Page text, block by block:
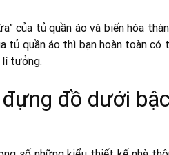
của tủ quần áo và biến hóa
tủ quần áo thì bạn hoàn toàn
lí tưởng.
đồ dưới